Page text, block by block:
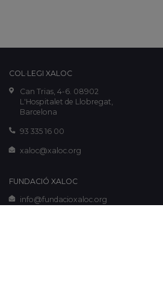
COL·LEGI XALOC
Can Trias, 4-6. 08902
L'Hospitalet de Llobregat,
Barcelona
93 335 16 00
xaloc@xaloc.org
FUNDACIÓ XALOC
info@fundacioxaloc.org